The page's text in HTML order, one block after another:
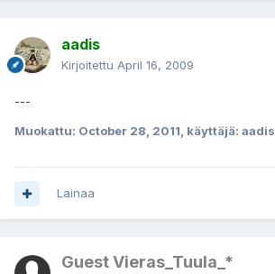
aadis
Kirjoitettu April 16, 2009
---
Muokattu: October 28, 2011, käyttäjä: aadis
Lainaa
Guest Vieras_Tuula_*